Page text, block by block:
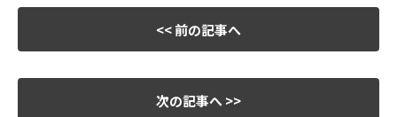
<< 前の記事へ
次の記事へ >>